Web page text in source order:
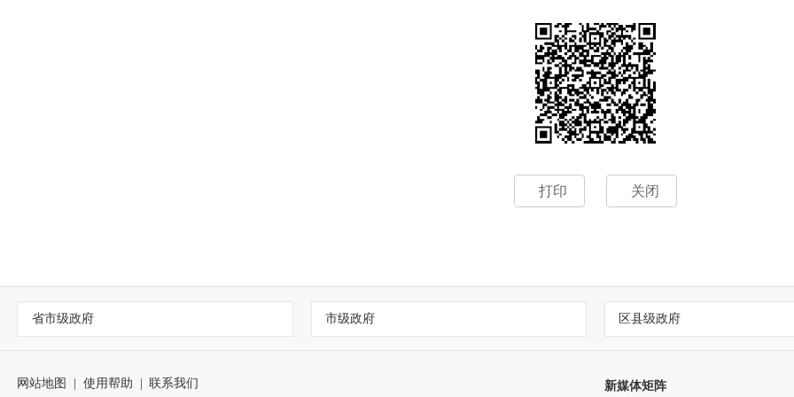
打印 关闭
省市级政府 市级政府 区县级政府
网站地图 | 使用帮助 | 联系我们 新媒体矩阵